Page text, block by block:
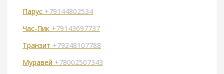
Парус +79144802534
Час-Пик +79143697737
Транзит +79248107788
Муравей +78002507343